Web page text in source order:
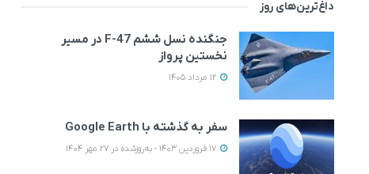
داغ‌ترین‌های روز
جنگنده نسل ششم F-47 در مسیر
نخستین پرواز
سفر به گذشته با Google Earth